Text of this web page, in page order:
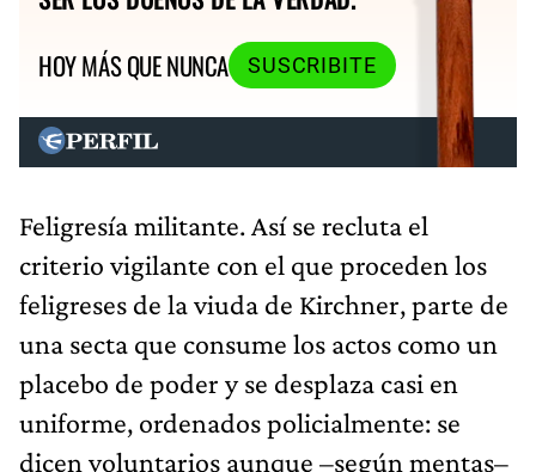
HOY MÁS QUE NUNCA
SUSCRIBITE
Feligresía militante. Así se recluta el
criterio vigilante con el que proceden los
feligreses de la viuda de Kirchner, parte de
una secta que consume los actos como un
placebo de poder y se desplaza casi en
uniforme, ordenados policialmente: se
dicen voluntarios aunque –según mentas–